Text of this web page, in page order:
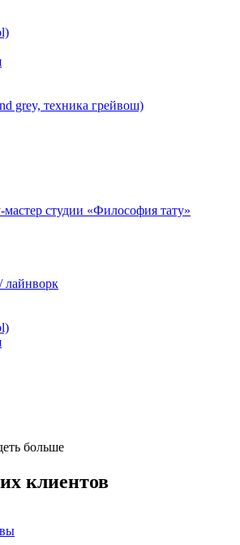
grey, техника грейвош)
студии «Философия тату»
лайнворк
больше
клиентов